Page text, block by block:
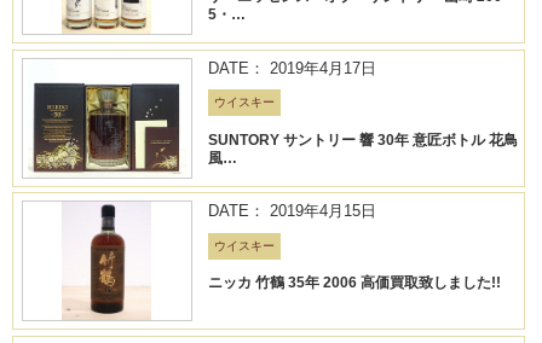
5・…
DATE： 2019年4月17日
ウイスキー
SUNTORY サントリー 響 30年 意匠ボトル 花鳥
風…
DATE： 2019年4月15日
ウイスキー
ニッカ 竹鶴 35年 2006 高価買取致しました!!